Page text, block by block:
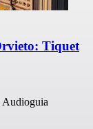
Tiquet
Audioguia